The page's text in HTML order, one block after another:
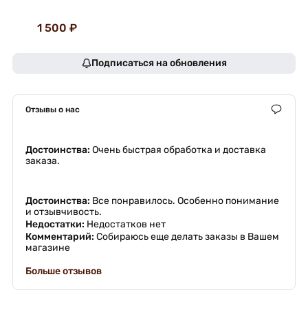
1 500 ₽
Подписаться на обновления
Отзывы о нас
Достоинства: Очень быстрая обработка и доставка
заказа.
Достоинства: Все понравилось. Особенно понимание
и отзывчивость.
Недостатки: Недостатков нет
Комментарий: Собираюсь еще делать заказы в Вашем
магазине
Больше отзывов